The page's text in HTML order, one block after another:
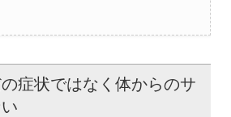
症状ではなく体からのサ